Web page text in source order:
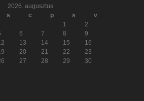
2026. augusztus
s c p s
v
1
2
6 7 8
9
13 14 15
16
20 21 22
23
27 28 29
30